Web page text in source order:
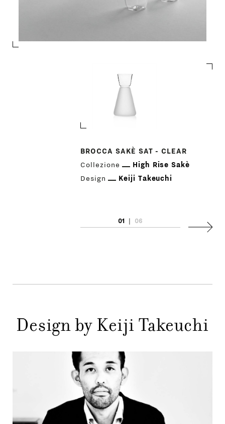
PRODOTTI
DESIGNER
AZIENDA
GIFT
BROCCA SAKÈ SAT - CLEAR
Collezione
High Rise Sakè
Design
Keiji Takeuchi
01 | 06
Design by Keiji Takeuchi